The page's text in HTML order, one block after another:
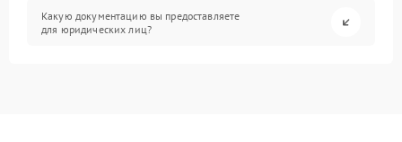
Какую документацию вы предоставляете
для юридических лиц?